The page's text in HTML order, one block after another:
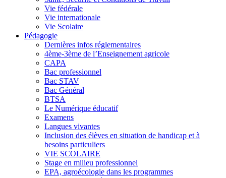
Vie fédérale
Vie internationale
Vie Scolaire
Pédagogie
Dernières infos réglementaires
4ème-3ème de l’Enseignement agricole
CAPA
Bac professionnel
Bac STAV
Bac Général
BTSA
Le Numérique éducatif
Examens
Langues vivantes
Inclusion des élèves en situation de handicap et à
besoins particuliers
VIE SCOLAIRE
Stage en milieu professionnel
EPA, agroécologie dans les programmes